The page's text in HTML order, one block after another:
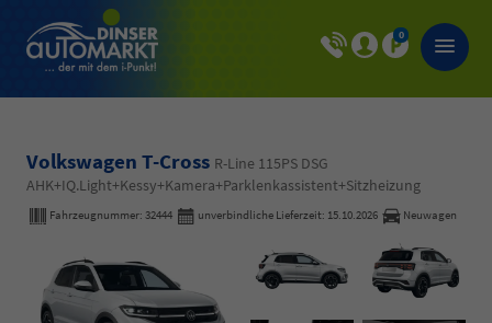
0
Volkswagen T-Cross R-Line 115PS DSG
AHK+IQ.Light+Kessy+Kamera+Parklenkassistent+Sitzheizung
Fahrzeugnummer: 32444 unverbindliche Lieferzeit: 15.10.2026 Neuwagen